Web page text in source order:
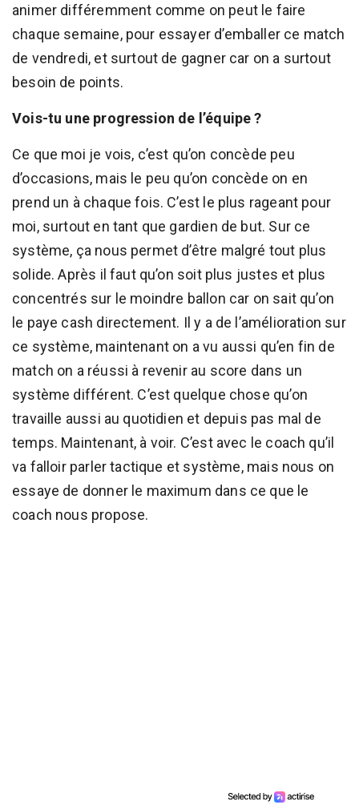
animer différemment comme on peut le faire
chaque semaine, pour essayer d’emballer ce match
de vendredi, et surtout de gagner car on a surtout
besoin de points.
Vois-tu une progression de l’équipe ?
Ce que moi je vois, c’est qu’on concède peu
d’occasions, mais le peu qu’on concède on en
prend un à chaque fois. C’est le plus rageant pour
moi, surtout en tant que gardien de but. Sur ce
système, ça nous permet d’être malgré tout plus
solide. Après il faut qu’on soit plus justes et plus
concentrés sur le moindre ballon car on sait qu’on
le paye cash directement. Il y a de l’amélioration sur
ce système, maintenant on a vu aussi qu’en fin de
match on a réussi à revenir au score dans un
système différent. C’est quelque chose qu’on
travaille aussi au quotidien et depuis pas mal de
temps. Maintenant, à voir. C’est avec le coach qu’il
va falloir parler tactique et système, mais nous on
essaye de donner le maximum dans ce que le
coach nous propose.